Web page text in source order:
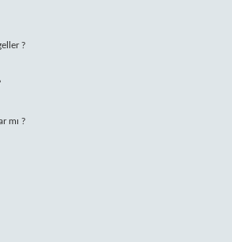
?
mı ?